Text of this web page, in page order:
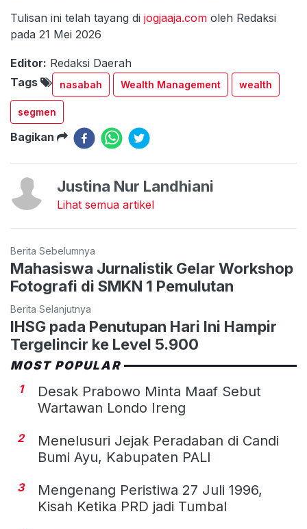
Tulisan ini telah tayang di jogjaaja.com oleh Redaksi
pada 21 Mei 2026
Editor: Redaksi Daerah
Tags
nasabah Wealth Management wealth
segmen
Bagikan
Justina Nur Landhiani
Lihat semua artikel
Berita Sebelumnya
Mahasiswa Jurnalistik Gelar Workshop
Fotografi di SMKN 1 Pemulutan
Berita Selanjutnya
IHSG pada Penutupan Hari Ini Hampir
Tergelincir ke Level 5.900
MOST POPULAR
1
Desak Prabowo Minta Maaf Sebut
Wartawan Londo Ireng
2
Menelusuri Jejak Peradaban di Candi
Bumi Ayu, Kabupaten PALI
3
Mengenang Peristiwa 27 Juli 1996,
Kisah Ketika PRD jadi Tumbal